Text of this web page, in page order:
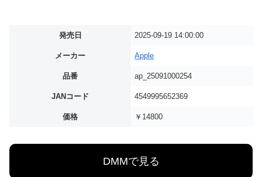
発売日 2025-09-19 14:00:00
メーカー Apple
品番 ap_25091000254
JANコード 4549995652369
価格 ￥14800
DMMで見る